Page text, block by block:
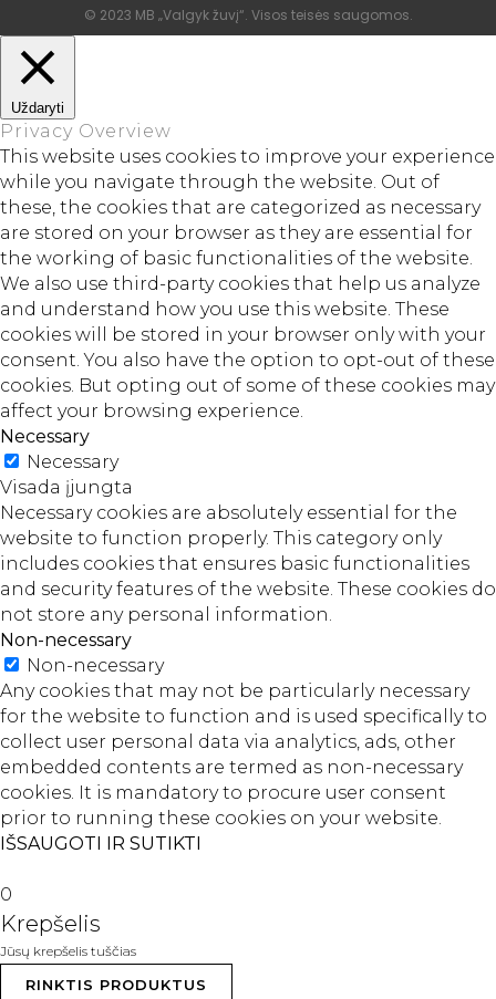
© 2023 MB „Valgyk žuvį“. Visos teisės saugomos.
Uždaryti
Privacy Overview
This website uses cookies to improve your experience
while you navigate through the website. Out of
these, the cookies that are categorized as necessary
are stored on your browser as they are essential for
the working of basic functionalities of the website.
We also use third-party cookies that help us analyze
and understand how you use this website. These
cookies will be stored in your browser only with your
consent. You also have the option to opt-out of these
cookies. But opting out of some of these cookies may
affect your browsing experience.
Necessary
Necessary
Visada įjungta
Necessary cookies are absolutely essential for the
website to function properly. This category only
includes cookies that ensures basic functionalities
and security features of the website. These cookies do
not store any personal information.
Non-necessary
Non-necessary
Any cookies that may not be particularly necessary
for the website to function and is used specifically to
collect user personal data via analytics, ads, other
embedded contents are termed as non-necessary
cookies. It is mandatory to procure user consent
prior to running these cookies on your website.
IŠSAUGOTI IR SUTIKTI
0
Krepšelis
Jūsų krepšelis tuščias
RINKTIS PRODUKTUS